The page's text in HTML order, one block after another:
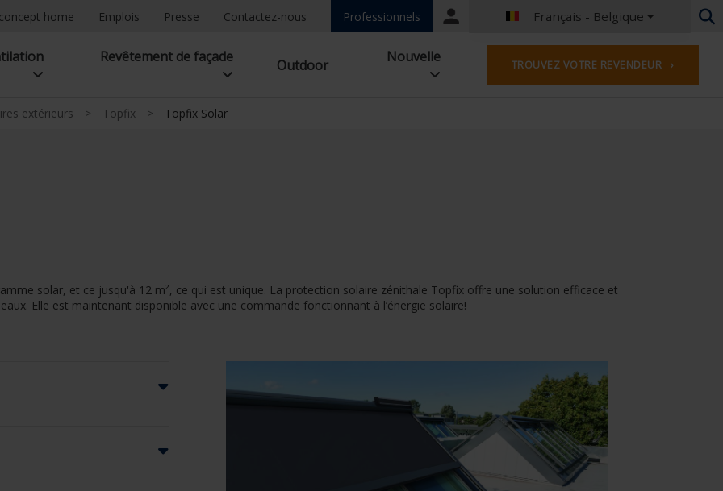
home Emplois Presse Contactez-nous Professionnels
Portal
Français - Belgique
Néerlandais - Belgique
Français - Belgique
Néerlandais - Pays-Bas
Hongrois - Hongrie
Danois - Danemark
Norwegian - Norway
Suédois - Suède
Anglias - Irlande
Anglais - Canada
Moyen Orient
Revêtement de façade Outdoor Nouvelle TROUVEZ VOTRE REVENDEUR ›
extérieurs > Topfix > Topfix Solar
solar, et ce jusqu'à 12 m², ce qui est unique. La protection solaire zénithale Topfix offre une solution efficace et
Elle est maintenant disponible avec une commande fonctionnant à l’énergie solaire!